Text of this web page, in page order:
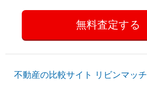
不動産の比較サイト リビンマッチ